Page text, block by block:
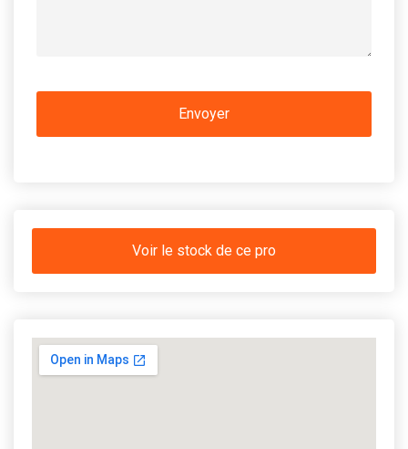
Voir le stock de ce pro